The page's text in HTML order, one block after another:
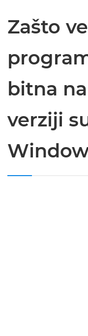
Zašto
bitna
verziji